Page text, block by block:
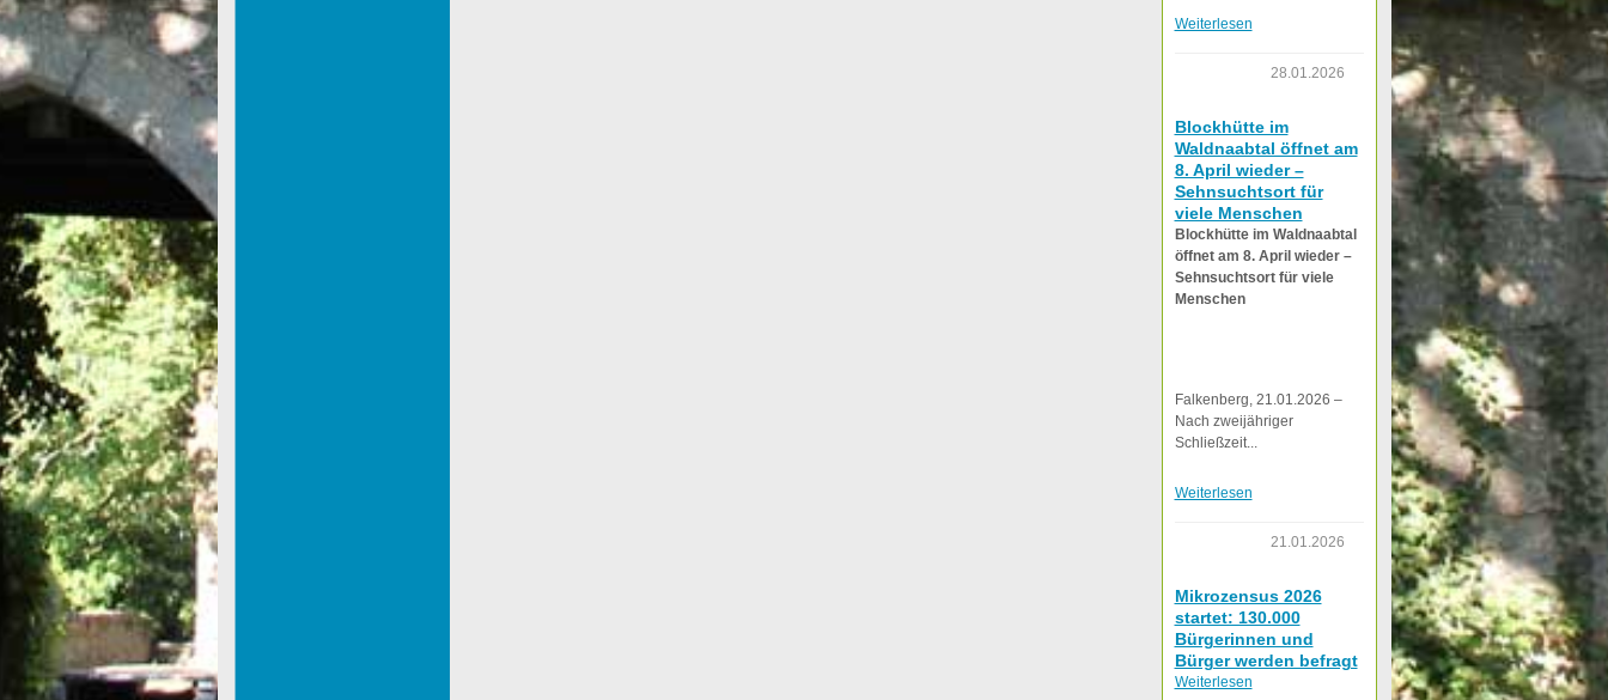
Weiterlesen
28.01.2026
Blockhütte im
Waldnaabtal öffnet am
8. April wieder –
Sehnsuchtsort für
viele Menschen
Blockhütte im Waldnaabtal
öffnet am 8. April wieder –
Sehnsuchtsort für viele
Menschen
Falkenberg, 21.01.2026 –
Nach zweijähriger
Schließzeit...
Weiterlesen
21.01.2026
Mikrozensus 2026
startet: 130.000
Bürgerinnen und
Bürger werden befragt
Weiterlesen